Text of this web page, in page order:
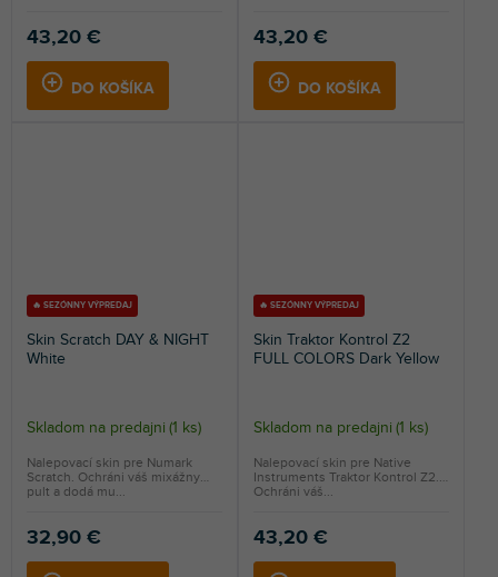
43,20 €
DO KOŠÍKA
43,20 €
DO KOŠÍKA
🔥 SEZÓNNY VÝPREDAJ
Skin Scratch DAY & NIGHT
White
Skladom na predajni (1 ks)
32,90 €
Nalepovací skin pre Numark
Scratch. Ochráni váš mixážny
pult a dodá mu...
🔥 SEZÓNNY VÝPREDAJ
Skin Traktor Kontrol Z2
FULL COLORS Dark Yellow
Skladom na predajni (1 ks)
43,20 €
Nalepovací skin pre Native
Instruments Traktor Kontrol Z2.
Ochráni váš...